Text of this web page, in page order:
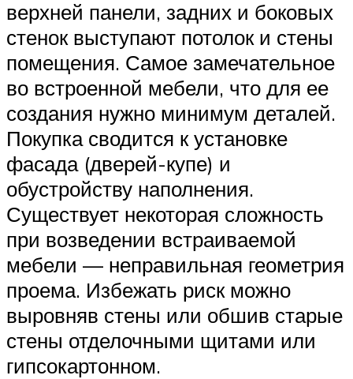
верхней панели, задних и боковых
стенок выступают потолок и стены
помещения. Самое замечательное
во встроенной мебели, что для ее
создания нужно минимум деталей.
Покупка сводится к установке
фасада (дверей-купе) и
обустройству наполнения.
Существует некоторая сложность
при возведении встраиваемой
мебели — неправильная геометрия
проема. Избежать риск можно
выровняв стены или обшив старые
стены отделочными щитами или
гипсокартонном.